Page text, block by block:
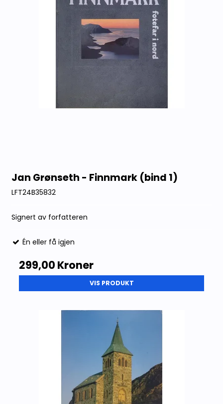
Jan Grønseth - Finnmark (bind 1)
LFT24B35832
Signert av forfatteren
Én eller få igjen
299,00 Kroner
VIS PRODUKT